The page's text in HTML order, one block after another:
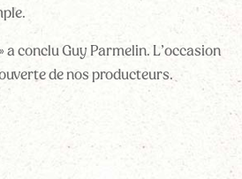
conclu Guy Parmelin. L’occasion
de nos producteurs.